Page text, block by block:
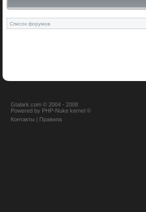
Список форумов
Gtalark.com © 2004 - 2008
Powered by PHP-Nuke kernel ©
Контакты | Правила